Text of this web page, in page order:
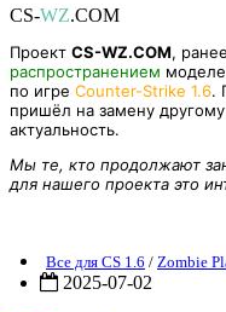
CS-WZ.COM
Проект CS-WZ.COM, ранее
распространением
по игре Counter-Strike 1.6.
пришёл на замену
актуальность.
Мы те, кто продолжают
для нашего проекта это
Все для CS 1.6 / Zombie
2025-07-02